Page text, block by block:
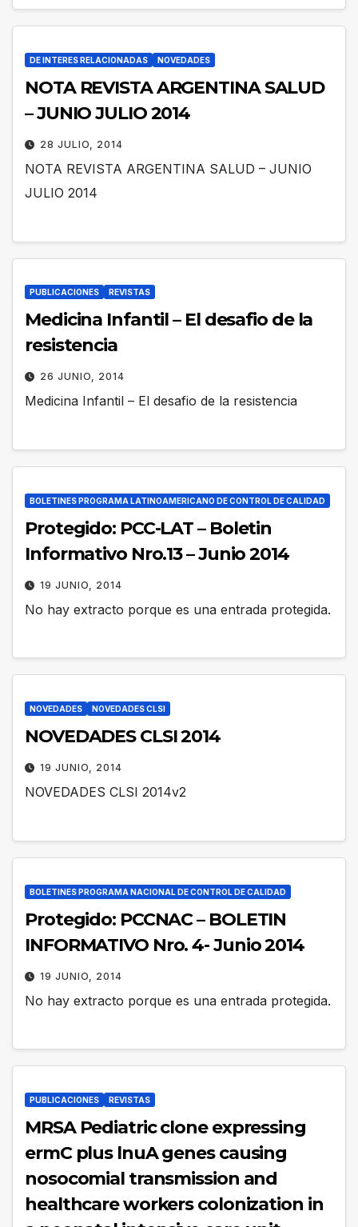
DE INTERES RELACIONADAS NOVEDADES
NOTA REVISTA ARGENTINA SALUD
– JUNIO JULIO 2014
28 JULIO, 2014
NOTA REVISTA ARGENTINA SALUD – JUNIO
JULIO 2014
PUBLICACIONES REVISTAS
Medicina Infantil – El desafio de la
resistencia
26 JUNIO, 2014
Medicina Infantil – El desafio de la resistencia
BOLETINES PROGRAMA LATINOAMERICANO DE CONTROL DE CALIDAD
Protegido: PCC-LAT – Boletin
Informativo Nro.13 – Junio 2014
19 JUNIO, 2014
No hay extracto porque es una entrada protegida.
NOVEDADES NOVEDADES CLSI
NOVEDADES CLSI 2014
19 JUNIO, 2014
NOVEDADES CLSI 2014v2
BOLETINES PROGRAMA NACIONAL DE CONTROL DE CALIDAD
Protegido: PCCNAC – BOLETIN
INFORMATIVO Nro. 4- Junio 2014
19 JUNIO, 2014
No hay extracto porque es una entrada protegida.
PUBLICACIONES REVISTAS
MRSA Pediatric clone expressing
ermC plus lnuA genes causing
nosocomial transmission and
healthcare workers colonization in